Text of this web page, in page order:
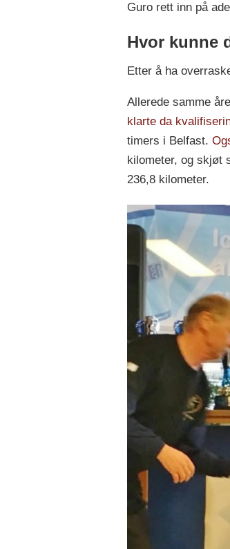
Guro rett inn på
Hvor kunne
Etter å ha
Allerede samme
klarte da
timers i Belfast.
kilometer, og skjøt
236,8 kilometer.